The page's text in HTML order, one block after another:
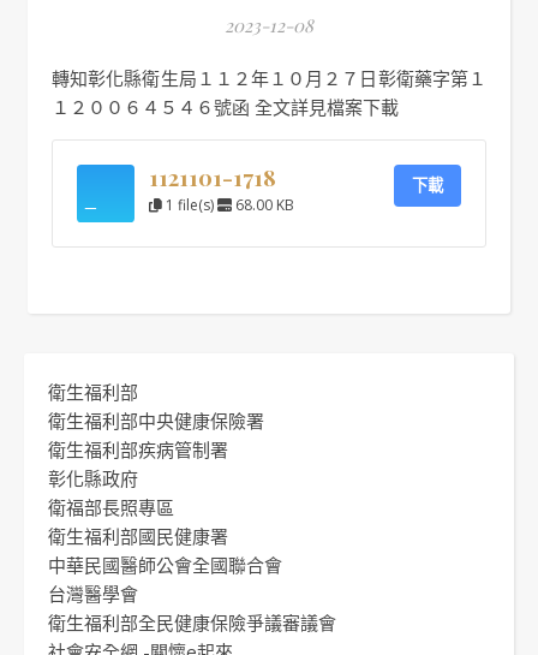
2023-12-08
轉知彰化縣衛生局１１２年１０月２７日彰衛藥字第１
１２００６４５４６號函 全文詳見檔案下載
1121101-1718
1 file(s) 68.00 KB
下載
衛生福利部
衛生福利部中央健康保險署
衛生福利部疾病管制署
彰化縣政府
衛福部長照專區
衛生福利部國民健康署
中華民國醫師公會全國聯合會
台灣醫學會
衛生福利部全民健康保險爭議審議會